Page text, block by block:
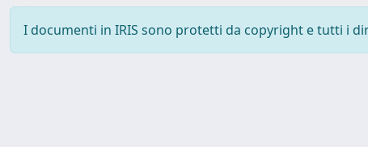
I documenti in IRIS sono protetti da copyright e tutti i